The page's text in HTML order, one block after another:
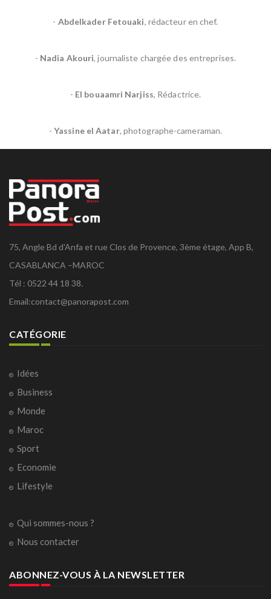
- Abdelkader Fetouaki, rédacteur en chef.
- Nadia Akouri, journaliste chargée des entreprises.
- El bouaamri Narjiss, Rédactrice.
- Yassine el Aatar, photographe-cameraman.
75, Angle Bd d'Anfa et rue Clos de Provence, 3ème étage, App B,
CASABLANCA –MAROC
Tél : 0522 44 18 38.
Email:contact@panorapost.com
CATÉGORIE
Idées
Business
Monde
Maroc
Sport
Economie
Lifestyle
Qui sommes-nous ?
Nous contacter
ABONNEZ-VOUS À LA NEWSLETTER